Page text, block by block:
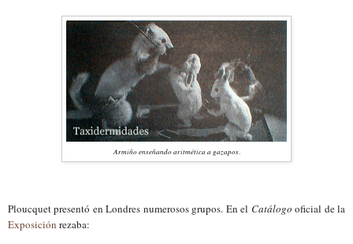
Armiñoenseñando aritmética a gazapos.
Ploucquet presentó en Londres numerosos grupos. En el Catálogo oficial de la
Exposición rezaba: